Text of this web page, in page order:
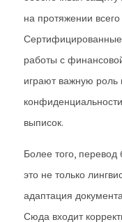
на протяжении
работы с
играют важную роль
выписок.
Более того, перевод
это не только
адаптация
Сюда входит